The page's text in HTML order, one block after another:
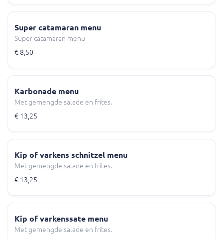
Super catamaran menu
Super catamaran menu
€ 8,50
Karbonade menu
Met gemengde salade en frites.
€ 13,25
Kip of varkens schnitzel menu
Met gemengde salade en frites.
€ 13,25
Kip of varkenssate menu
Met gemengde salade en frites.